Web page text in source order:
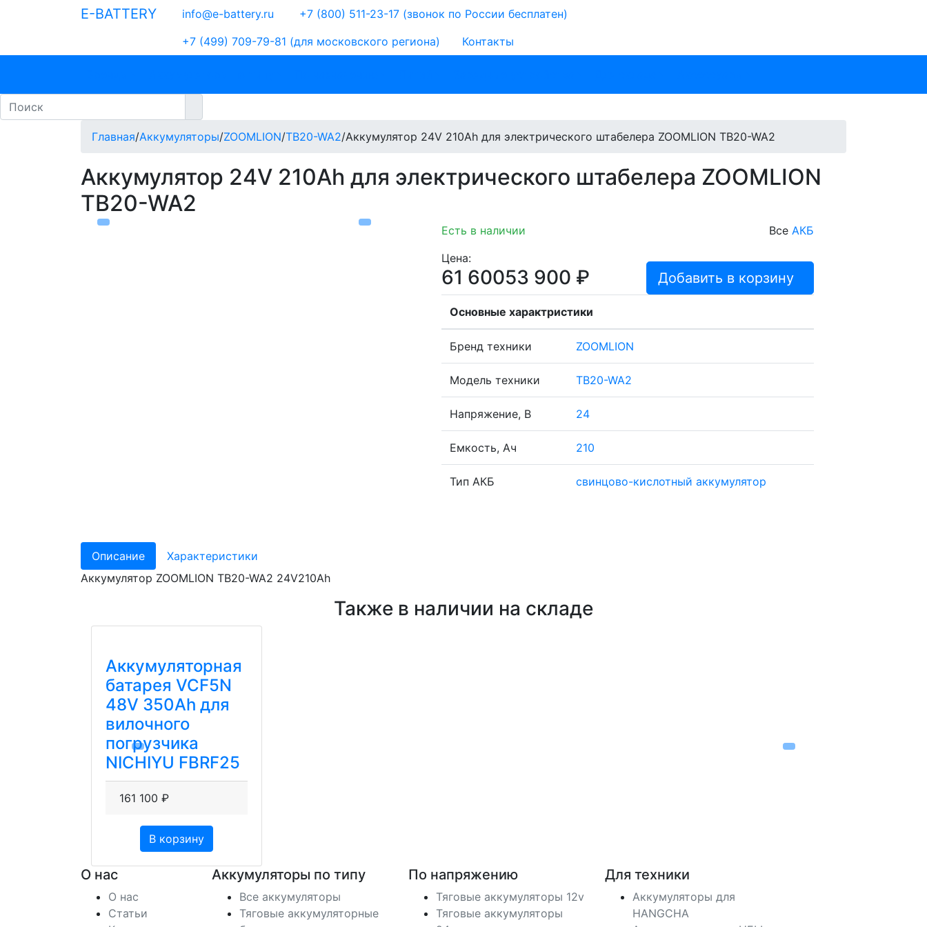
E-BATTERY info@e-battery.ru +7 (800) 511-23-17 (звонок по России бесплатен)
+7 (499) 709-79-81 (для московского региона) Контакты
Главная/Аккумуляторы/ZOOMLION/TB20-WA2/Аккумулятор 24V 210Ah для электрического штабелера ZOOMLION TB20-WA2
Аккумулятор 24V 210Ah для электрического штабелера ZOOMLION
TB20-WA2
Есть в наличии Все АКБ
Цена:
61 60053 900 ₽ Добавить в корзину
Основные характристики
Бренд техники ZOOMLION
Модель техники TB20-WA2
Напряжение, В 24
Емкость, Ач 210
Тип АКБ свинцово-кислотный аккумулятор
Описание
Характеристики
Аккумулятор ZOOMLION TB20-WA2 24V210Ah
Также в наличии на складе
Аккумуляторная
батарея VCF5N
48V 350Ah для
вилочного
погрузчика
NICHIYU FBRF25
161 100 ₽
В корзину
О нас
О нас
Статьи
Аккумуляторы по типу
Все аккумуляторы
Тяговые аккумуляторные
По напряжению
Тяговые аккумуляторы 12v
Тяговые аккумуляторы
Для техники
Аккумуляторы для
HANGCHA